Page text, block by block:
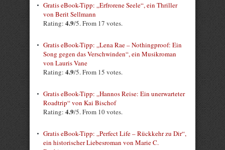
Gratis eBook-Tipp: „Erfrorene Seele“, ein Thriller
von Berit Sellmann
Rating: 4.9/5. From 17 votes.
Gratis eBook-Tipp: „Lena Rae – Nothingproof: Ein
Song gegen das Verschwinden“, ein Musikroman
von Lauris Vane
Rating: 4.9/5. From 15 votes.
Gratis eBook-Tipp: „Hannos Reise: Ein unerwarteter
Roadtrip“ von Kai Bischof
Rating: 4.9/5. From 10 votes.
Gratis eBook-Tipp: „Perfect Life – Rückkehr zu Dir“,
ein historischer Liebesroman von Marie C.